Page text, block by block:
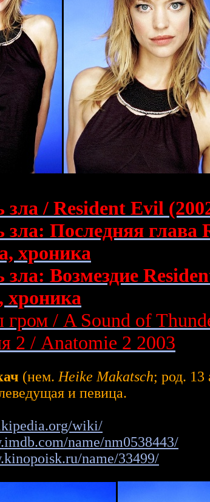
зла / Resident Evil
зла: Последняя
хроника
зла: Возмездие
хроника
гром / A Sound of
2 / Anatomie 2 2003
(нем. Heike Makatsch; род. 13
и певица.
wiki/
name/nm0538443/
name/33499/